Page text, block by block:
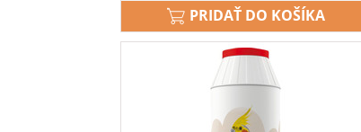
PRIDAŤ DO KOŠÍKA